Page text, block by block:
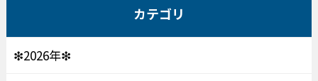
カテゴリ
❇2026年❇